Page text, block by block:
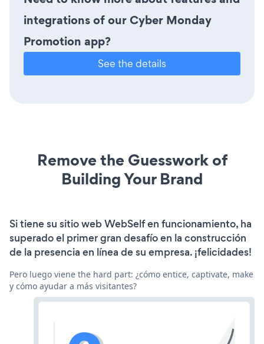
integrations of our Cyber Monday
Promotion app?
See the details
Remove the Guesswork of
Building Your Brand
Si tiene su sitio web WebSelf en funcionamiento, ha
superado el primer gran desafío en la construcción
de la presencia en línea de su empresa. ¡felicidades!
Pero luego viene the hard part: ¿cómo entice, captivate, make
y cómo ayudar a más visitantes?